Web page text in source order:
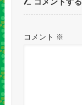
コメント ※